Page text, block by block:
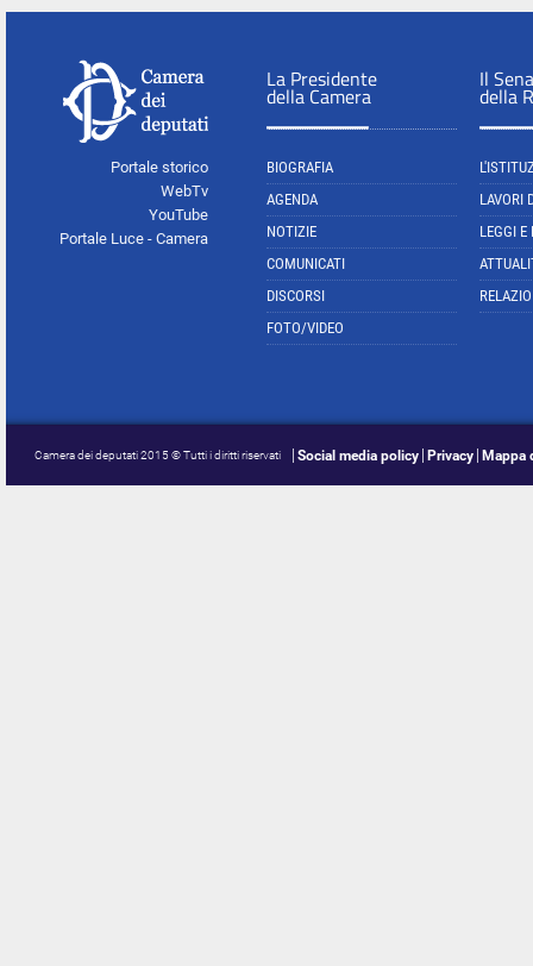
Portale storico
WebTv
YouTube
Portale Luce - Camera
La Presidente
della Camera
BIOGRAFIA
AGENDA
NOTIZIE
COMUNICATI
DISCORSI
FOTO/VIDEO
Il
della
LAVORI
LEGGI E
Camera dei deputati 2015 © Tutti i diritti riservati Social media policy Privacy Mappa